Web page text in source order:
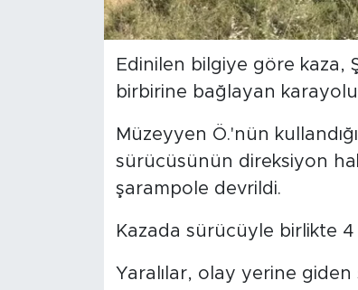
Edinilen bilgiye göre kaza,
birbirine bağlayan
Müzeyyen Ö.'nün
sürücüsünün direksiyon
şarampole devrildi.
Kazada sürücüyle birlikte 4
Yaralılar, olay yerine giden